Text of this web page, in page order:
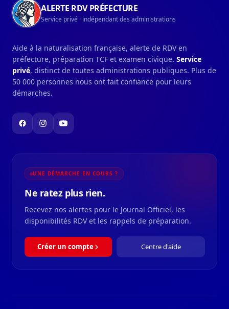
ALERTE RDV PRÉFECTURE
Service privé · indépendant des administrations
Aide à la naturalisation française, alerte de RDV en
préfecture, préparation TCF et examen civique. Service
privé, distinct de toutes administrations publiques. Plus de
50 000 personnes nous ont fait confiance pour leurs
démarches.
UNE DÉMARCHE EN COURS ?
Ne ratez plus rien.
Recevez nos alertes pour le Journal Officiel, les
disponibilités RDV et les rappels de préparation.
Créer un compte Centre d'aide